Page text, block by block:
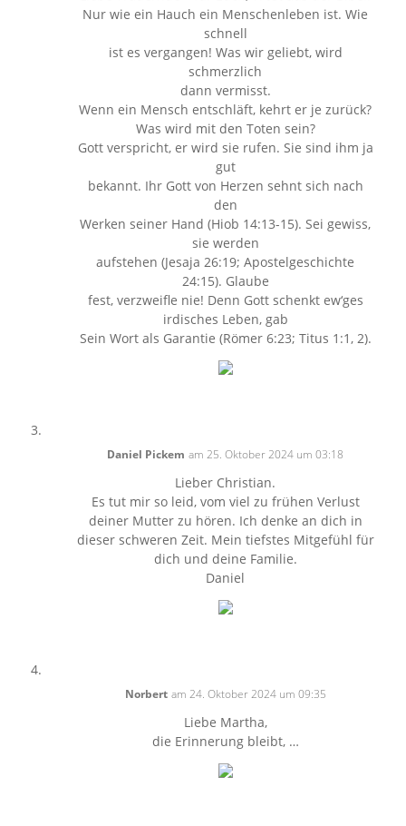
Nur wie ein Hauch ein Menschenleben ist. Wie
schnell
ist es vergangen! Was wir geliebt, wird
schmerzlich
dann vermisst.
Wenn ein Mensch entschläft, kehrt er je zurück?
Was wird mit den Toten sein?
Gott verspricht, er wird sie rufen. Sie sind ihm ja
gut
bekannt. Ihr Gott von Herzen sehnt sich nach
den
Werken seiner Hand (Hiob 14:13-15). Sei gewiss,
sie werden
aufstehen (Jesaja 26:19; Apostelgeschichte
24:15). Glaube
fest, verzweifle nie! Denn Gott schenkt ew‘ges
irdisches Leben, gab
Sein Wort als Garantie (Römer 6:23; Titus 1:1, 2).
Daniel Pickem am 25. Oktober 2024 um 03:18
Lieber Christian.
Es tut mir so leid, vom viel zu frühen Verlust
deiner Mutter zu hören. Ich denke an dich in
dieser schweren Zeit. Mein tiefstes Mitgefühl für
dich und deine Familie.
Daniel
Norbert am 24. Oktober 2024 um 09:35
Liebe Martha,
die Erinnerung bleibt, …